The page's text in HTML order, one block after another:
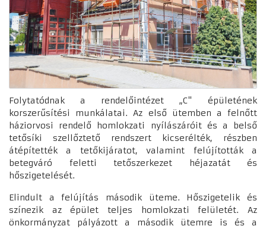
Folytatódnak a rendelőintézet „C" épületének
korszerűsítési munkálatai. Az első ütemben a felnőtt
háziorvosi rendelő homlokzati nyílászáróit és a belső
tetősíki szellőztető rendszert kicserélték, részben
átépítették a tetőkijáratot, valamint felújították a
betegváró feletti tetőszerkezet héjazatát és
hőszigetelését.
Elindult a felújítás második üteme. Hőszigetelik és
színezik az épület teljes homlokzati felületét. Az
önkormányzat pályázott a második ütemre is és a